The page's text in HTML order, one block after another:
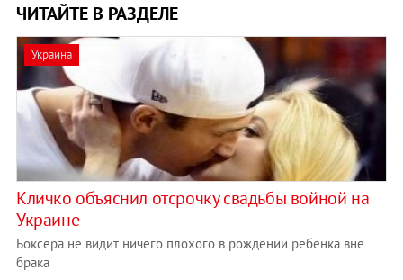
ЧИТАЙТЕ В РАЗДЕЛЕ
Украина
Кличко объяснил отсрочку свадьбы войной на
Украине
Боксера не видит ничего плохого в рождении ребенка вне
брака